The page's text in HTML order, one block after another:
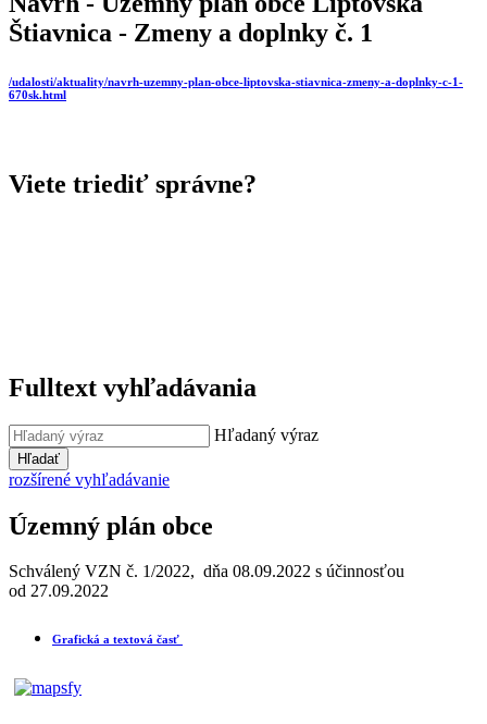
Štiavnica - Zmeny a doplnky č. 1
/udalosti/aktuality/navrh-uzemny-plan-obce-liptovska-stiavnica-zmeny-a-doplnky-c-1-
670sk.html
Viete triediť správne?
Fulltext vyhľadávania
Hľadaný výraz
Hľadať
rozšírené vyhľadávanie
Územný plán obce
Schválený VZN č. 1/2022, dňa 08.09.2022 s účinnosťou
od 27.09.2022
Grafická a textová časť